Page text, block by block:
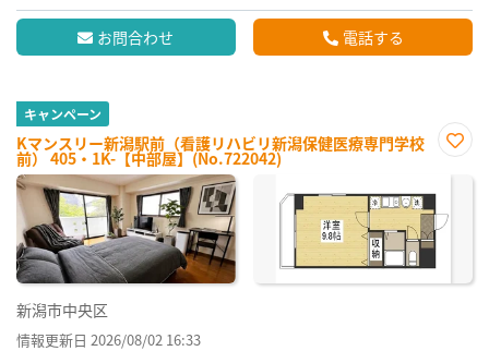
お問合わせ 電話する
キャンペーン
Kマンスリー新潟駅前（看護リハビリ新潟保健医療専門学校
前） 405・1K-【中部屋】(No.722042)
に入
録
新潟市中央区
情報更新日 2026/08/02 16:33